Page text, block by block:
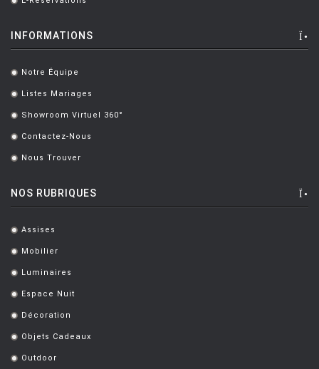
.
INFORMATIONS
. Notre Équipe
. Listes Mariages
. Showroom Virtuel 360°
. Contactez-Nous
. Nous Trouver
NOS RUBRIQUES
. Assises
. Mobilier
. Luminaires
. Espace Nuit
. Décoration
. Objets Cadeaux
. Outdoor